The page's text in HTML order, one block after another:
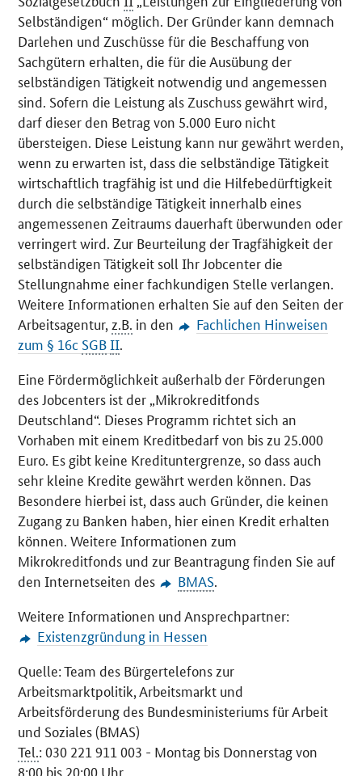
Selbständigen“ möglich. Der Gründer kann demnach
Darlehen und Zuschüsse für die Beschaffung von
Sachgütern erhalten, die für die Ausübung der
selbständigen Tätigkeit notwendig und angemessen
sind. Sofern die Leistung als Zuschuss gewährt wird,
darf dieser den Betrag von 5.000 Euro nicht
übersteigen. Diese Leistung kann nur gewährt werden,
wenn zu erwarten ist, dass die selbständige Tätigkeit
wirtschaftlich tragfähig ist und die Hilfebedürftigkeit
durch die selbständige Tätigkeit innerhalb eines
angemessenen Zeitraums dauerhaft überwunden oder
verringert wird. Zur Beurteilung der Tragfähigkeit der
selbständigen Tätigkeit soll Ihr Jobcenter die
Stellungnahme einer fachkundigen Stelle verlangen.
Weitere Informationen erhalten Sie auf den Seiten der
Arbeitsagentur, z.B. in den
Fachlichen Hinweisen
zum § 16c SGBII.
Eine Fördermöglichkeit außerhalb der Förderungen
des Jobcenters ist der „Mikrokreditfonds
Deutschland“. Dieses Programm richtet sich an
Vorhaben mit einem Kreditbedarf von bis zu 25.000
Euro. Es gibt keine Kredituntergrenze, so dass auch
sehr kleine Kredite gewährt werden können. Das
Besondere hierbei ist, dass auch Gründer, die keinen
Zugang zu Banken haben, hier einen Kredit erhalten
können. Weitere Informationen zum
Mikrokreditfonds und zur Beantragung finden Sie auf
den Internetseiten des
BMAS.
Weitere Informationen und Ansprechpartner:
Existenzgründung in Hessen
Quelle: Team des Bürgertelefons zur
Arbeitsmarktpolitik, Arbeitsmarkt und
Arbeitsförderung des Bundesministeriums für Arbeit
und Soziales (BMAS)
Tel.: 030 221 911 003 - Montag bis Donnerstag von
8:00 bis 20:00 Uhr